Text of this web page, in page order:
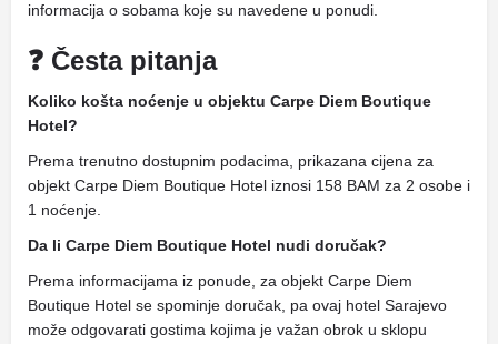
informacija o sobama koje su navedene u ponudi.
❓ Česta pitanja
Koliko košta noćenje u objektu Carpe Diem Boutique
Hotel?
Prema trenutno dostupnim podacima, prikazana cijena za
objekt Carpe Diem Boutique Hotel iznosi 158 BAM za 2 osobe i
1 noćenje.
Da li Carpe Diem Boutique Hotel nudi doručak?
Prema informacijama iz ponude, za objekt Carpe Diem
Boutique Hotel se spominje doručak, pa ovaj hotel Sarajevo
može odgovarati gostima kojima je važan obrok u sklopu